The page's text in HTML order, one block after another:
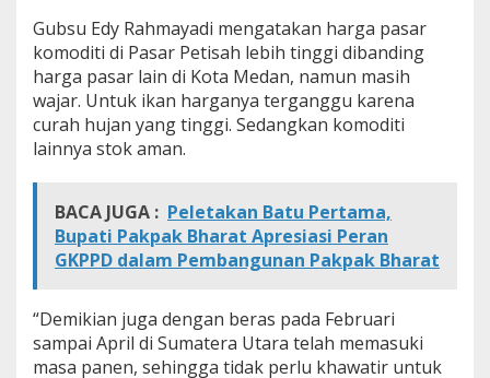
Gubsu Edy Rahmayadi mengatakan harga pasar
komoditi di Pasar Petisah lebih tinggi dibanding
harga pasar lain di Kota Medan, namun masih
wajar. Untuk ikan harganya terganggu karena
curah hujan yang tinggi. Sedangkan komoditi
lainnya stok aman.
BACA JUGA : Peletakan Batu Pertama,
Bupati Pakpak Bharat Apresiasi Peran
GKPPD dalam Pembangunan Pakpak Bharat
“Demikian juga dengan beras pada Februari
sampai April di Sumatera Utara telah memasuki
masa panen, sehingga tidak perlu khawatir untuk